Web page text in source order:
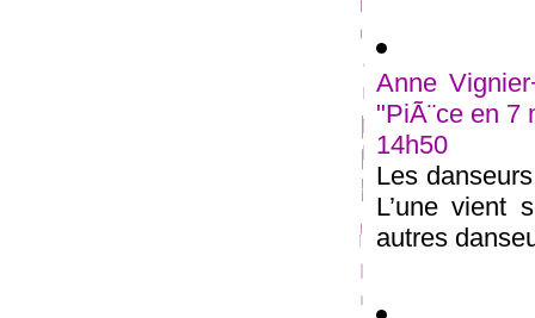
Anne
"PiÃ¨ce en 7
14h50
Les
L’une vient
autres